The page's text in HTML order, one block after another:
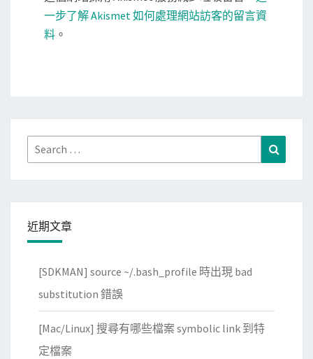
一步了解 Akismet 如何處理網站訪客的留言資
料 。
Search
for:
近期文章
[SDKMAN] source ~/.bash_profile 時出現 bad
substitution 錯誤
[Mac/Linux] 搜尋有哪些檔案 symbolic link 到特
定檔案